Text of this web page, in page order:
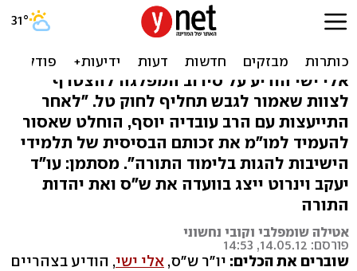
חרם חרדי על ועדת הגיוס,
וינרוט יציג את עמדתם
אלי ישי הודיע על סירוב המפלגה להצטרף
לצוות שאמור לגבש תחליף לחוק טל. "לאחר
התייעצות עם הרב עובדיה יוסף, הוחלט שאסור
להעמיד למו"מ את זכותם הבסיסית של תלמידי
הישיבות להגות בלימוד התורה". מסתמן: עו"ד
יעקב וינרוט ייצג בוועדה את ש"ס ואת יהדות
התורה
אטילה שומפלבי וקובי נחשוני
פורסם: 14.05.12, 14:53
שוברים את הכלים: יו"ר ש"ס, אלי ישי, הודיע בצהריים